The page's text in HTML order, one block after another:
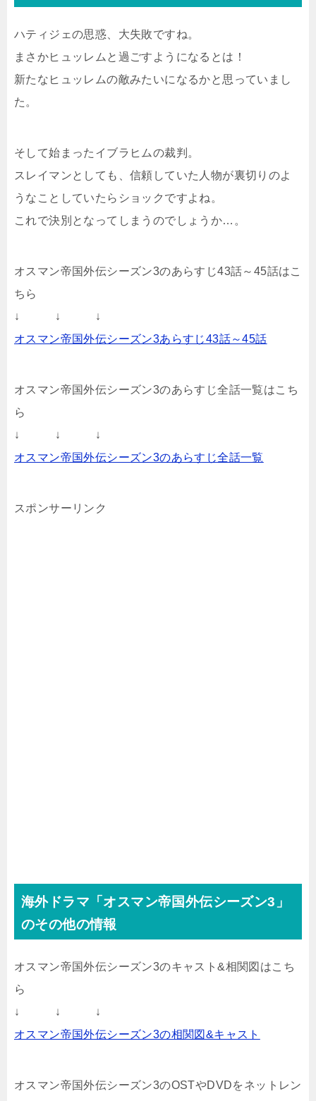
ハティジェの思惑、大失敗ですね。
まさかヒュッレムと過ごすようになるとは！
新たなヒュッレムの敵みたいになるかと思っていまし
た。
そして始まったイブラヒムの裁判。
スレイマンとしても、信頼していた人物が裏切りのよ
うなことしていたらショックですよね。
これで決別となってしまうのでしょうか…。
オスマン帝国外伝シーズン3のあらすじ43話～45話はこ
ちら
↓ ↓ ↓
オスマン帝国外伝シーズン3あらすじ43話～45話
オスマン帝国外伝シーズン3のあらすじ全話一覧はこち
ら
↓ ↓ ↓
オスマン帝国外伝シーズン3のあらすじ全話一覧
スポンサーリンク
海外ドラマ「オスマン帝国外伝シーズン3」
のその他の情報
オスマン帝国外伝シーズン3のキャスト&相関図はこち
ら
↓ ↓ ↓
オスマン帝国外伝シーズン3の相関図&キャスト
オスマン帝国外伝シーズン3のOSTやDVDをネットレン